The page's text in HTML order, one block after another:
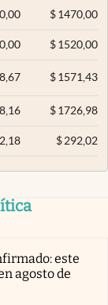
$1470,00
$1520,00
$1571,43
$1726,98
$292,02
este
agosto de